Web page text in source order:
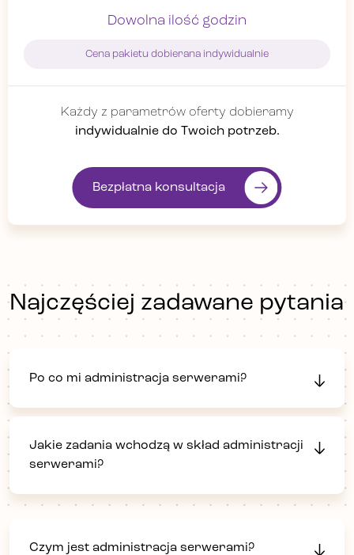
Dowolna ilość godzin
Cena pakietu dobierana indywidualnie
Każdy z parametrów oferty dobieramy
indywidualnie do Twoich potrzeb.
Bezpłatna konsultacja
Najczęściej zadawane pytania
Po co mi administracja serwerami?
Jakie zadania wchodzą w skład administracji
serwerami?
Czym jest administracja serwerami?